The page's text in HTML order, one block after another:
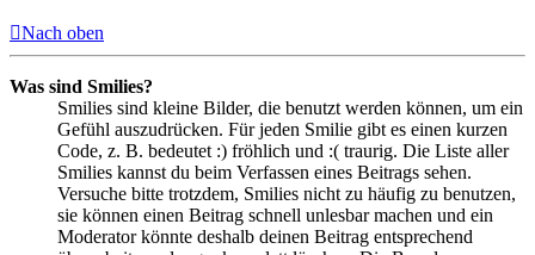
Nach oben
Was sind Smilies?
Smilies sind kleine Bilder, die benutzt werden können, um ein
Gefühl auszudrücken. Für jeden Smilie gibt es einen kurzen
Code, z. B. bedeutet :) fröhlich und :( traurig. Die Liste aller
Smilies kannst du beim Verfassen eines Beitrags sehen.
Versuche bitte trotzdem, Smilies nicht zu häufig zu benutzen,
sie können einen Beitrag schnell unlesbar machen und ein
Moderator könnte deshalb deinen Beitrag entsprechend